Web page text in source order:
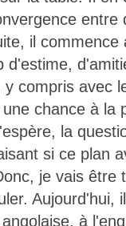
il
d'estime,
compris avec
chance à la
la
si ce plan
je vais être
Aujourd'hui,
à